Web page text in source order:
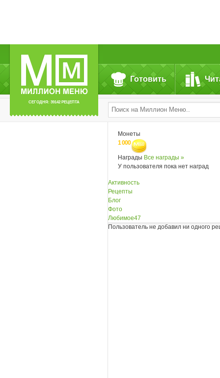
СЕГОДНЯ: 39142 РЕЦЕПТА
Готовить
Монеты
1 000
Награды Все награды »
У пользователя пока нет наград
Активность
Рецепты
Блог
Фото
Любимое47
Пользователь не добавил ни одного